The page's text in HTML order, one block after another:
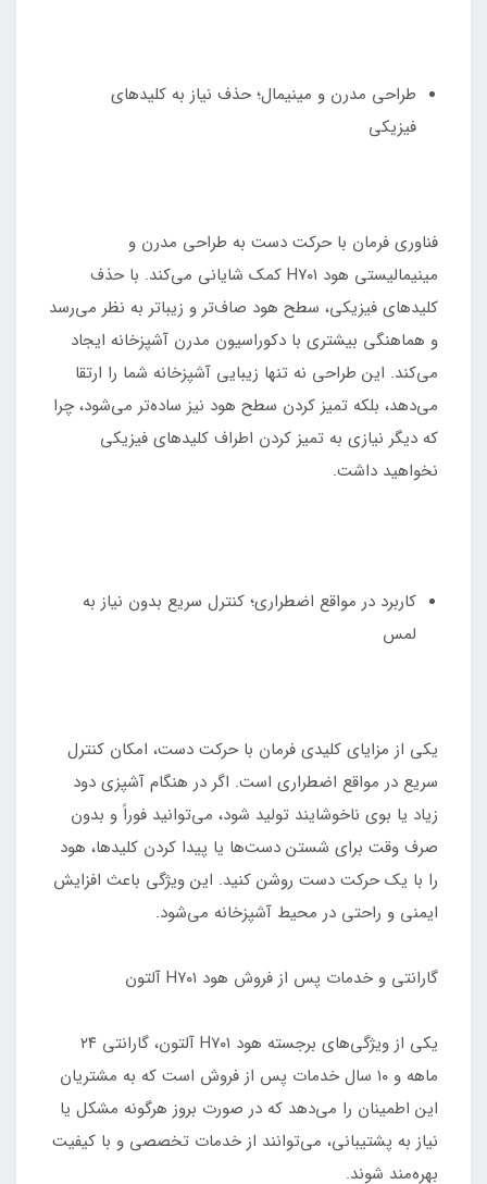
طراحی مدرن و مینیمال؛ حذف نیاز به کلیدهای
فیزیکی
فناوری فرمان با حرکت دست به طراحی مدرن و
مینیمالیستی هود H۷۰۱ کمک شایانی می‌کند. با حذف
کلیدهای فیزیکی، سطح هود صاف‌تر و زیباتر به نظر می‌رسد
و هماهنگی بیشتری با دکوراسیون مدرن آشپزخانه ایجاد
می‌کند. این طراحی نه تنها زیبایی آشپزخانه شما را ارتقا
می‌دهد، بلکه تمیز کردن سطح هود نیز ساده‌تر می‌شود، چرا
که دیگر نیازی به تمیز کردن اطراف کلیدهای فیزیکی
نخواهید داشت.
کاربرد در مواقع اضطراری؛ کنترل سریع بدون نیاز به
لمس
یکی از مزایای کلیدی فرمان با حرکت دست، امکان کنترل
سریع در مواقع اضطراری است. اگر در هنگام آشپزی دود
زیاد یا بوی ناخوشایند تولید شود، می‌توانید فوراً و بدون
صرف وقت برای شستن دست‌ها یا پیدا کردن کلیدها، هود
را با یک حرکت دست روشن کنید. این ویژگی باعث افزایش
ایمنی و راحتی در محیط آشپزخانه می‌شود.
گارانتی و خدمات پس از فروش هود H۷۰۱ آلتون
یکی از ویژگی‌های برجسته هود H۷۰۱ آلتون، گارانتی ۲۴
ماهه و ۱۰ سال خدمات پس از فروش است که به مشتریان
این اطمینان را می‌دهد که در صورت بروز هرگونه مشکل یا
نیاز به پشتیبانی، می‌توانند از خدمات تخصصی و با کیفیت
بهره‌مند شوند.